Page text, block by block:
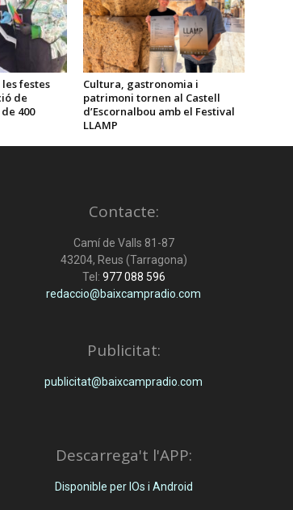
festes
de
400
Cultura, gastronomia i
patrimoni tornen al Castell
d’Escornalbou amb el Festival
LLAMP
Contacte:
Camí de Valls 81-87
43204, Reus (Tarragona)
Tel: 977 088 596
redaccio@baixcampradio.com
Publicitat:
publicitat@baixcampradio.com
Descarrega't l'APP:
Disponible per IOs i Android